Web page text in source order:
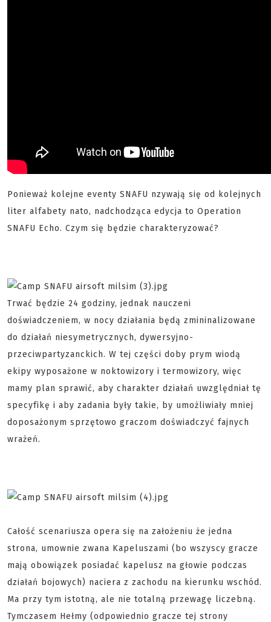
Ponieważ kolejne eventy SNAFU nzywają się od kolejnych
liter alfabety nato, nadchodząca edycja to Operation
SNAFU Echo. Czym się będzie charakteryzować?
Trwać będzie 24 godziny, jednak nauczeni
doświadczeniem, w nocy działania będą zmininalizowane
do działań niesymetrycznych, dywersyjno-
przeciwpartyzanckich. W tej części doby prym wiodą
ekipy wyposażone w noktowizory i termowizory, więc
mamy plan sprawić, aby charakter działań uwzględniał tę
specyfikę i aby zadania były takie, by umożliwiały mniej
doposażonym sprzętowo graczom doświadczyć fajnych
wrażeń.
Całość scenariusza opera się na założeniu że jedna
strona, umownie zwana Kapeluszami (bo wszyscy gracze
mają obowiązek posiadać kapelusz na głowie podczas
działań bojowych) naciera z zachodu na kierunku wschód.
Ma przy tym istotną, ale nie totalną przewagę liczebną.
Tymczasem Hełmy (odpowiednio gracze tej strony